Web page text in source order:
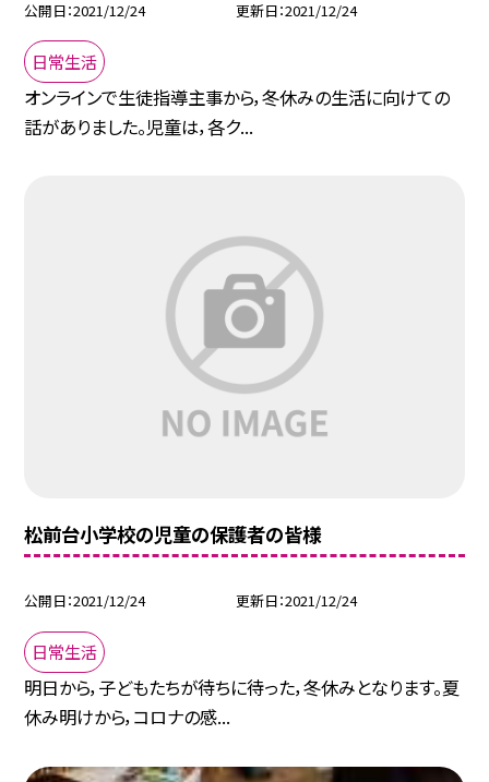
公開日 2021/12/24 更新日 2021/12/24
日常生活
オンラインで生徒指導主事から，冬休みの生活に向けての
話がありました。児童は，各ク...
松前台小学校の児童の保護者の皆様
公開日 2021/12/24 更新日 2021/12/24
日常生活
明日から，子どもたちが待ちに待った，冬休みとなります。夏
休み明けから，コロナの感...